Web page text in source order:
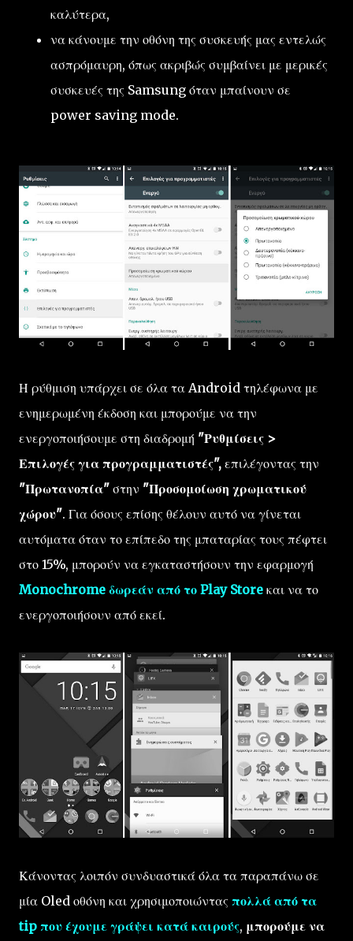
καλύτερα,
να κάνουμε την οθόνη της συσκευής μας εντελώς
ασπρόμαυρη, όπως ακριβώς συμβαίνει με μερικές
συσκευές της Samsung όταν μπαίνουν σε
power saving mode.
Η ρύθμιση υπάρχει σε όλα τα Android τηλέφωνα με
ενημερωμένη έκδοση και μπορούμε να την
ενεργοποιήσουμε στη διαδρομή "Ρυθμίσεις >
Επιλογές για προγραμματιστές", επιλέγοντας την
"Πρωτανοπία" στην "Προσομοίωση χρωματικού
χώρου". Για όσους επίσης θέλουν αυτό να γίνεται
αυτόματα όταν το επίπεδο της μπαταρίας τους πέφτει
στο 15%, μπορούν να εγκαταστήσουν την εφαρμογή
Monochrome δωρεάν από το Play Store και να το
ενεργοποιήσουν από εκεί.
Κάνοντας λοιπόν συνδυαστικά όλα τα παραπάνω σε
μία Oled οθόνη και χρησιμοποιώντας πολλά από τα
tip που έχουμε γράψει κατά καιρούς, μπορούμε να